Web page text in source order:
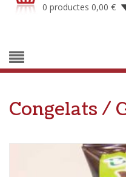
0 productes 0,00 €
Congelats /